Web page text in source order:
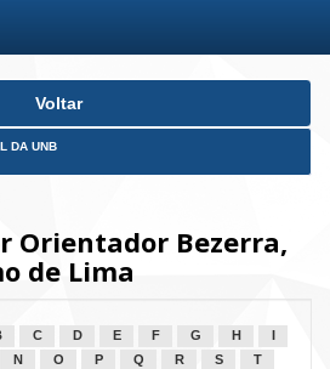
Voltar
DA UNB
Orientador Bezerra,
de Lima
C D E F G H
N O P Q R S
T